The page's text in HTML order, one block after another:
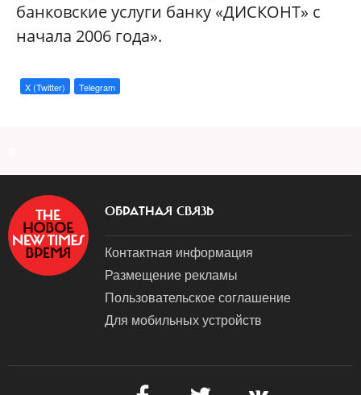
банковские услуги банку «ДИСКОНТ» с
начала 2006 года».
X (Twitter) Telegram
ОБРАТНАЯ СВЯЗЬ
Контактная информация
Размещение рекламы
Пользовательское соглашение
Для мобильных устройств